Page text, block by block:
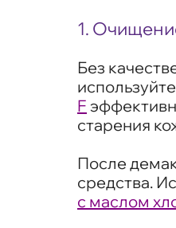
1.
Без
F
старения
После
средства.
с маслом